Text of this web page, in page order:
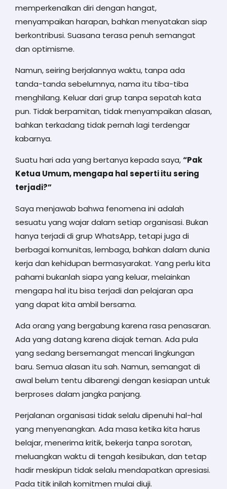
memperkenalkan diri dengan hangat,
menyampaikan harapan, bahkan menyatakan siap
berkontribusi. Suasana terasa penuh semangat
dan optimisme.
Namun, seiring berjalannya waktu, tanpa ada
tanda-tanda sebelumnya, nama itu tiba-tiba
menghilang. Keluar dari grup tanpa sepatah kata
pun. Tidak berpamitan, tidak menyampaikan alasan,
bahkan terkadang tidak pernah lagi terdengar
kabarnya.
Suatu hari ada yang bertanya kepada saya,“Pak
Ketua Umum, mengapa hal seperti itu sering
terjadi?”
Saya menjawab bahwa fenomena ini adalah
sesuatu yang wajar dalam setiap organisasi. Bukan
hanya terjadi di grup WhatsApp, tetapi juga di
berbagai komunitas, lembaga, bahkan dalam dunia
kerja dan kehidupan bermasyarakat. Yang perlu kita
pahami bukanlah siapa yang keluar, melainkan
mengapa hal itu bisa terjadi dan pelajaran apa
yang dapat kita ambil bersama.
Ada orang yang bergabung karena rasa penasaran.
Ada yang datang karena diajak teman. Ada pula
yang sedang bersemangat mencari lingkungan
baru. Semua alasan itu sah. Namun, semangat di
awal belum tentu dibarengi dengan kesiapan untuk
berproses dalam jangka panjang.
Perjalanan organisasi tidak selalu dipenuhi hal-hal
yang menyenangkan. Ada masa ketika kita harus
belajar, menerima kritik, bekerja tanpa sorotan,
meluangkan waktu di tengah kesibukan, dan tetap
hadir meskipun tidak selalu mendapatkan apresiasi.
Pada titik inilah komitmen mulai diuji.